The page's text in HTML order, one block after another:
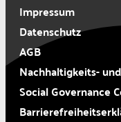
Impressum
Datenschutz
AGB
Nachhaltigkeits-
Social Governance